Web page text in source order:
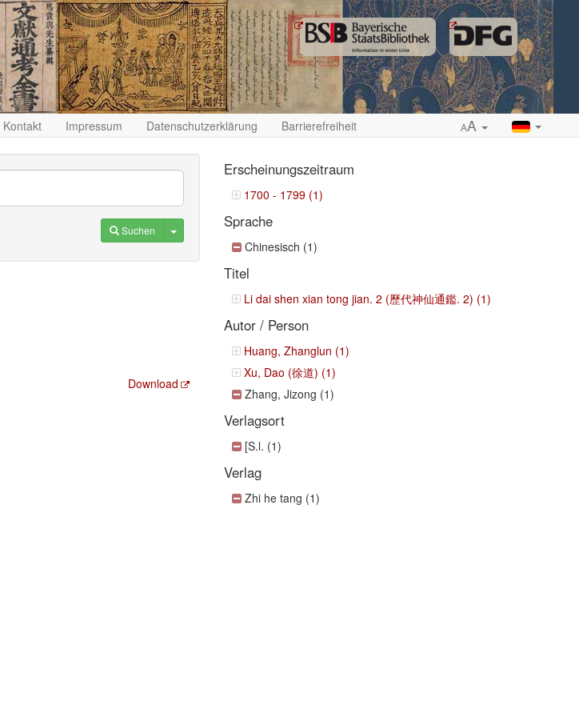
Kontakt Impressum Datenschutzerklärung Barrierefreiheit AA
Suchen Toggle Dropdown
Download
Erscheinungszeitraum
1700 - 1799 (1)
Sprache
Chinesisch (1)
Titel
Li dai shen xian tong jian. 2 (歷代神仙通鑑. 2) (1)
Autor / Person
Huang, Zhanglun (1)
Xu, Dao (徐道) (1)
Zhang, Jizong (1)
Verlagsort
[S.l. (1)
Verlag
Zhi he tang (1)